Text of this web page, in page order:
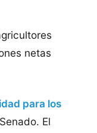
netas
para los
El